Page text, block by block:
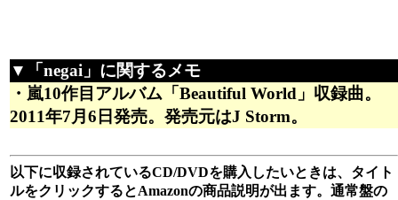
▼「negai」に関するメモ
・嵐10作目アルバム「Beautiful World」収録曲。
2011年7月6日発売。発売元はJ Storm。
以下に収録されているCD/DVDを購入したいときは、タイト
ルをクリックするとAmazonの商品説明が出ます。通常盤の